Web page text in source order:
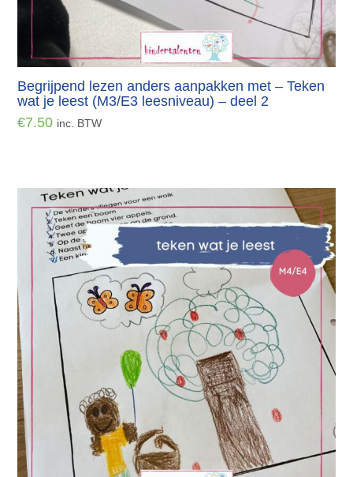
Begrijpend lezen anders aanpakken met – Teken
wat je leest (M3/E3 leesniveau) – deel 2
€7.50 inc. BTW